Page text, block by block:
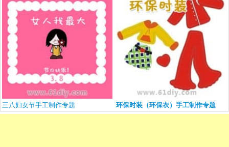
三八妇女节手工制作专题 环保时装（环保衣）手工制作专题